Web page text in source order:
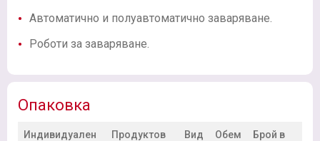
Автоматично и полуавтоматично заваряване.
Роботи за заваряване.
Опаковка
Индивидуален
Продуктов
Вид Обем
Брой в